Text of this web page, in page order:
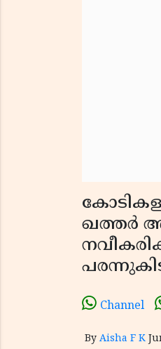
ഖത്തർ
Channel
By Aisha F K